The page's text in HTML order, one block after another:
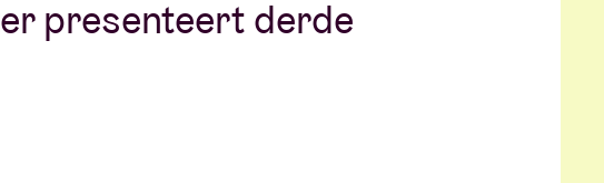
presenteert derde